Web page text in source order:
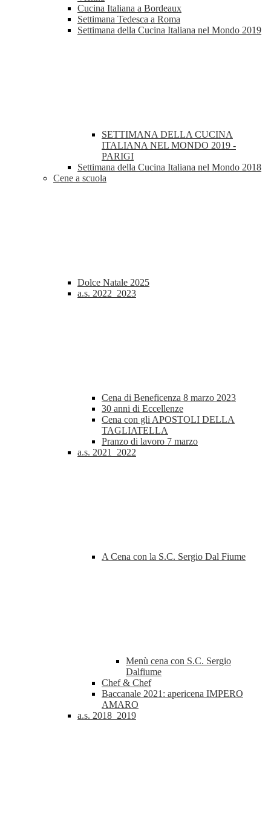
Cucina Italiana a Bordeaux
Settimana Tedesca a Roma
Settimana della Cucina Italiana nel Mondo 2019
SETTIMANA DELLA CUCINA
ITALIANA NEL MONDO 2019 -
PARIGI
Settimana della Cucina Italiana nel Mondo 2018
Cene a scuola
Dolce Natale 2025
a.s. 2022_2023
Cena di Beneficenza 8 marzo 2023
30 anni di Eccellenze
Cena con gli APOSTOLI DELLA
TAGLIATELLA
Pranzo di lavoro 7 marzo
a.s. 2021_2022
A Cena con la S.C. Sergio Dal Fiume
Menù cena con S.C. Sergio
Dalfiume
Chef & Chef
Baccanale 2021: apericena IMPERO
AMARO
a.s. 2018_2019